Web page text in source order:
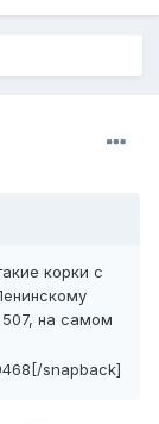
корки с
507, на самом
snapback]